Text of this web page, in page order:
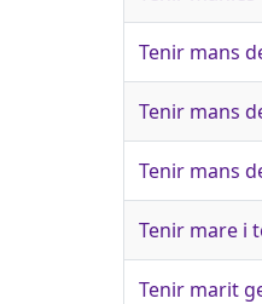
Tenir mans
Tenir mans
Tenir mans
Tenir mare i
Tenir marit